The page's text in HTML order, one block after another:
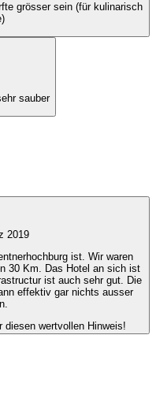
grösser sein (für kulinarisch
sauber
2019
ist. Wir waren
an sich ist
ist auch sehr gut. Die
effektiv gar nichts ausser
diesen wertvollen Hinweis!